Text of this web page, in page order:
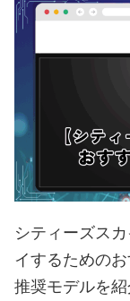
シティーズス
イするための
推奨モデルを紹